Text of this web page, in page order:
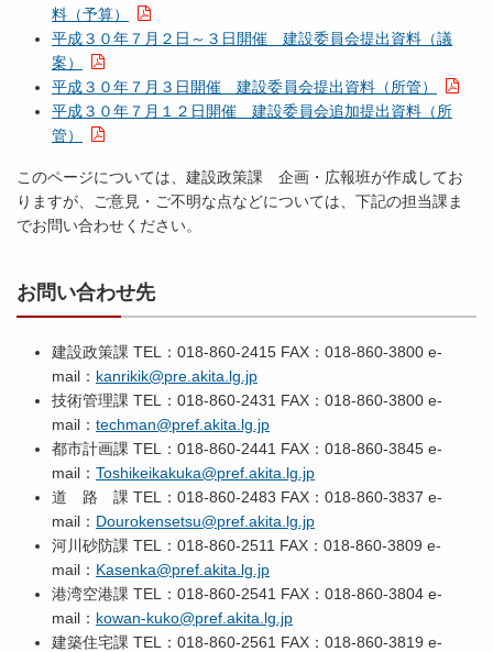
料（予算）
平成３０年７月２日～３日開催 建設委員会提出資料（議
案）
平成３０年７月３日開催 建設委員会提出資料（所管）
平成３０年７月１２日開催 建設委員会追加提出資料（所
管）
このページについては、建設政策課 企画・広報班が作成してお
りますが、ご意見・ご不明な点などについては、下記の担当課ま
でお問い合わせください。
お問い合わせ先
建設政策課 TEL：018-860-2415 FAX：018-860-3800 e-
mail： kanrikik@pre.akita.lg.jp
技術管理課 TEL：018-860-2431 FAX：018-860-3800 e-
mail： techman@pref.akita.lg.jp
都市計画課 TEL：018-860-2441 FAX：018-860-3845 e-
mail： Toshikeikakuka@pref.akita.lg.jp
道 路 課 TEL：018-860-2483 FAX：018-860-3837 e-
mail： Dourokensetsu@pref.akita.lg.jp
河川砂防課 TEL：018-860-2511 FAX：018-860-3809 e-
mail： Kasenka@pref.akita.lg.jp
港湾空港課 TEL：018-860-2541 FAX：018-860-3804 e-
mail： kowan-kuko@pref.akita.lg.jp
建築住宅課 TEL：018-860-2561 FAX：018-860-3819 e-